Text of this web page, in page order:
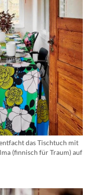
das Tischtuch mit
(finnisch für Traum) auf